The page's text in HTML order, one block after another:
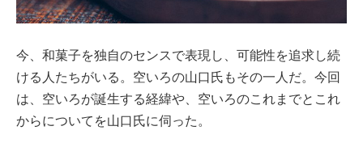
今、和菓子を独自のセンスで表現し、可能性を追求し続
ける人たちがいる。空いろの山口氏もその一人だ。今回
は、空いろが誕生する経緯や、空いろのこれまでとこれ
からについてを山口氏に伺った。